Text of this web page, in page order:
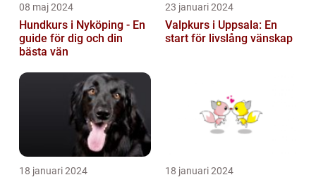
08 maj 2024
Hundkurs i Nyköping - En
guide för dig och din
bästa vän
23 januari 2024
Valpkurs i Uppsala: En
start för livslång vänskap
18 januari 2024 18 januari 2024